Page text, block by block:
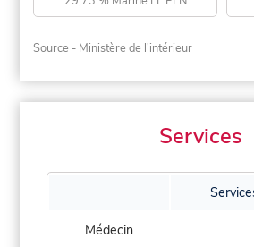
Source - Ministère de l'intérieur
Services
Médecin